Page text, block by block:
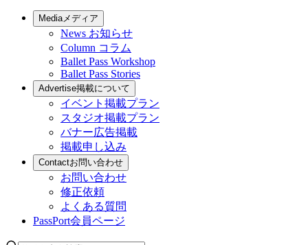
Mediaメディア
News お知らせ
Column コラム
Ballet Pass Workshop
Ballet Pass Stories
Advertise掲載について
イベント掲載プラン
スタジオ掲載プラン
バナー広告掲載
掲載申し込み
Contactお問い合わせ
お問い合わせ
修正依頼
よくある質問
PassPort会員ページ